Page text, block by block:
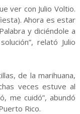
ver con Julio Voltio.
Ahora es estar
y diciéndole a
relató Julio
de la marihuana,
veces estuve al
me cuidó”, abundó
Rico.